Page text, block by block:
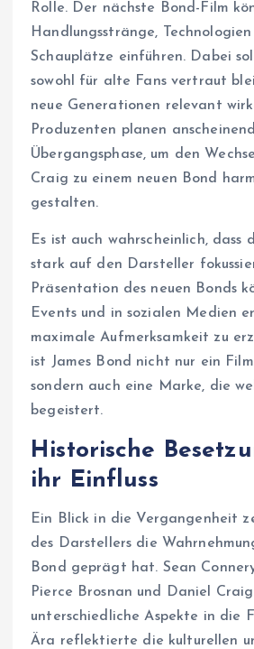
Rolle. Der nächste Bond-Film
Handlungsstränge,
Schauplätze einführen. Dabei
sowohl für alte Fans vertraut
neue Generationen relevant
Produzenten planen
Übergangsphase, um den
Craig zu einem neuen Bond
gestalten.
Es ist auch wahrscheinlich, dass
stark auf den Darsteller
Präsentation des neuen Bonds
Events und in sozialen Medien
maximale Aufmerksamkeit zu
ist James Bond nicht nur ein
sondern auch eine Marke, die
begeistert.
Historische
ihr Einfluss
Ein Blick in die Vergangenheit
des Darstellers die
Bond geprägt hat. Sean
Pierce Brosnan und Daniel
unterschiedliche Aspekte in die
Ära reflektierte die kulturellen